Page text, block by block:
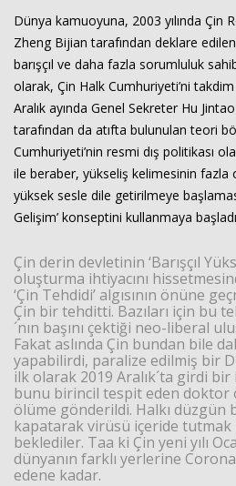
escort
Dünya kamuoyuna, 2003 yılında Çin
Zheng Bijian tarafından deklare edilen
barışçıl ve daha fazla sorumluluk
olarak, Çin Halk Cumhuriyeti’ni takdim
Aralık ayında Genel Sekreter Hu
tarafından da atıfta bulunulan teori
Cumhuriyeti’nin resmi dış politikası
ile beraber, yükseliş kelimesinin fazla
yüksek sesle dile getirilmeye
Gelişim’ konseptini kullanmaya
Çin derin devletinin ‘Barışçıl
oluşturma ihtiyacını
‘Çin Tehdidi’ algısının önüne
Çin bir tehditti. Bazıları için bu
´nın başını çektiği neo-liberal
Fakat aslında Çin bundan bile
yapabilirdi, paralize edilmiş bir
ilk olarak 2019 Aralık´ta girdi bir
bunu birincil tespit eden doktor
ölüme gönderildi. Halkı düzgün
kapatarak virüsü içeride
beklediler. Taa ki Çin yeni yılı
dünyanın farklı yerlerine
edene kadar.